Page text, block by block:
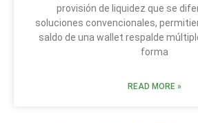
provisión de liquidez que se
soluciones convencionales,
saldo de una wallet respalde
forma
READ MORE »